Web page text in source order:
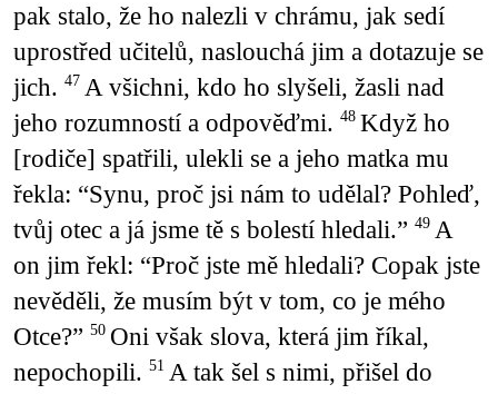
pak stalo, že ho nalezli v chrámu, jak sedí
uprostřed učitelů, naslouchá jim a dotazuje se
jich. 47 A všichni, kdo ho slyšeli, žasli nad
jeho rozumností a odpověďmi. 48 Když ho
[rodiče] spatřili, ulekli se a jeho matka mu
řekla: “Synu, proč jsi nám to udělal? Pohleď,
tvůj otec a já jsme tě s bolestí hledali.” 49 A
on jim řekl: “Proč jste mě hledali? Copak jste
nevěděli, že musím být v tom, co je mého
Otce?” 50 Oni však slova, která jim říkal,
nepochopili. 51 A tak šel s nimi, přišel do